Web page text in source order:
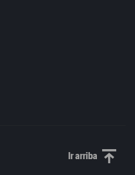
Ir arribaScroll to